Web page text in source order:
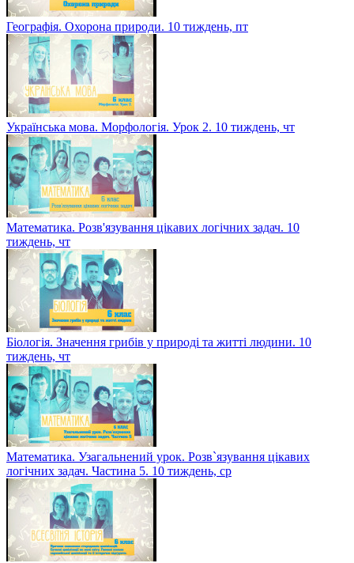
Географія. Охорона природи. 10 тиждень, пт
Українська мова. Морфологія. Урок 2. 10 тиждень, чт
Математика. Розв'язування цікавих логічних задач. 10
тиждень, чт
Біологія. Значення грибів у природі та житті людини. 10
тиждень, чт
Математика. Узагальнений урок. Розв`язування цікавих
логічних задач. Частина 5. 10 тиждень, ср